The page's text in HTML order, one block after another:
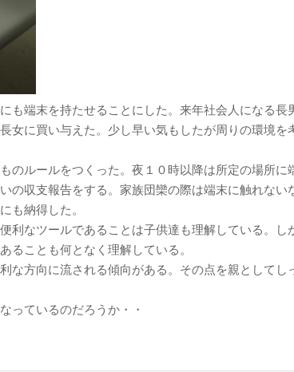
も端末を持たせることにした。来年社会人になる
女に買い与えた。少し早い気もしたが周りの環境を
のルールをつくった。夜１０時以降は所定の場所に
の収支報告をする。家族団欒の際は端末に触れない
も納得した。
利なツールであることは子供達も理解している。し
ることも何となく理解している。
な方向に流される傾向がある。その点を親としてし
っているのだろうか・・